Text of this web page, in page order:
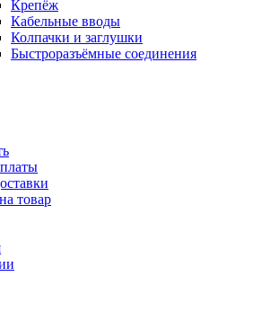
Крепёж
Кабельные вводы
Колпачки и заглушки
Быстроразъёмные соединения
товар